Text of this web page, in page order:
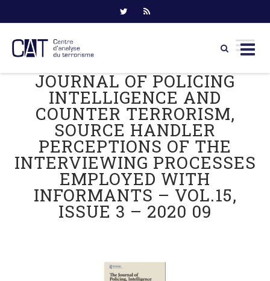
JOURNAL OF POLICING
INTELLIGENCE AND
COUNTER TERRORISM,
SOURCE HANDLER
PERCEPTIONS OF THE
INTERVIEWING PROCESSES
EMPLOYED WITH
INFORMANTS – VOL.15,
ISSUE 3 – 2020 09